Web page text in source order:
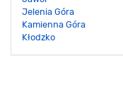
Jelenia Góra
Kamienna Góra
Kłodzko